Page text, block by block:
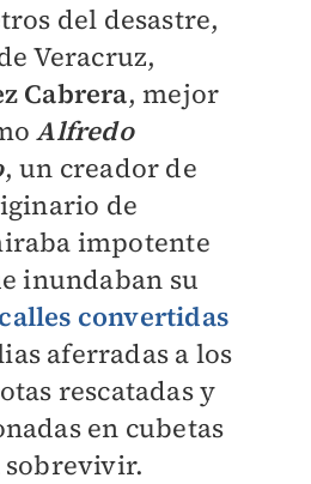
del desastre,
Veracruz,
Cabrera, mejor
Alfredo
, un creador de
de
impotente
inundaban su
calles convertidas
aferradas a los
rescatadas y
en cubetas
sobrevivir.